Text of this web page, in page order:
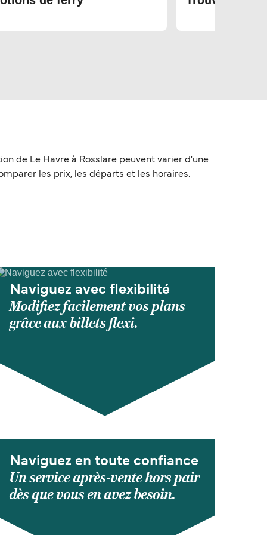
de Le Havre à Rosslare peuvent varier d'une
les prix, les départs et les horaires.
Naviguez avec flexibilité
Modifiez facilement vos plans
grâce aux billets flexi.
Naviguez en toute confiance
Un service après-vente hors pair
dès que vous en avez besoin.